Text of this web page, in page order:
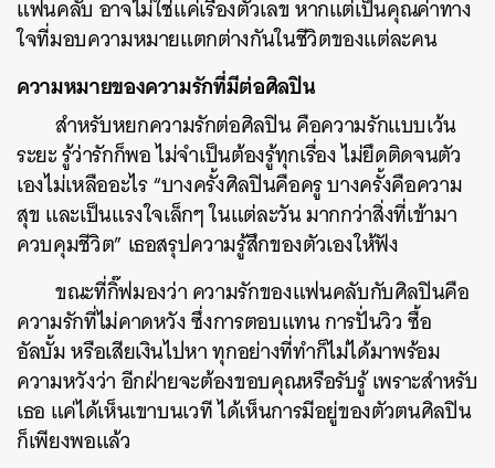
แฟนคลับ อาจไม่ใช่แค่เรื่องตัวเลข หากแต่เป็นคุณค่าทาง
ใจที่มอบความหมายแตกต่างกันในชีวิตของแต่ละคน
ความหมายของความรักที่มีต่อศิลปิน
สำหรับหยกความรักต่อศิลปิน คือความรักแบบเว้น
ระยะ รู้ว่ารักก็พอ ไม่จำเป็นต้องรู้ทุกเรื่อง ไม่ยึดติดจนตัว
เองไม่เหลืออะไร “บางครั้งศิลปินคือครู บางครั้งคือความ
สุข และเป็นแรงใจเล็กๆ ในแต่ละวัน มากกว่าสิ่งที่เข้ามา
ควบคุมชีวิต” เธอสรุปความรู้สึกของตัวเองให้ฟัง
ขณะที่กิ๊ฟมองว่า ความรักของแฟนคลับกับศิลปินคือ
ความรักที่ไม่คาดหวัง ซึ่งการตอบแทน การปั่นวิว ซื้อ
อัลบั้ม หรือเสียเงินไปหา ทุกอย่างที่ทำก็ไม่ได้มาพร้อม
ความหวังว่า อีกฝ่ายจะต้องขอบคุณหรือรับรู้ เพราะสำหรับ
เธอ แค่ได้เห็นเขาบนเวที ได้เห็นการมีอยู่ของตัวตนศิลปิน
ก็เพียงพอแล้ว